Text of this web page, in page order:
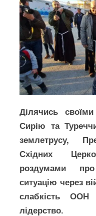
Ділячись
Сирію та
землетрусу,
Східних
роздумами
ситуацію через
слабкість ООН
лідерство.